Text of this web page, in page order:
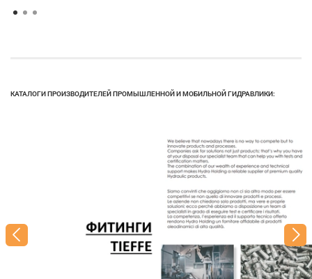
КАТАЛОГИ ПРОИЗВОДИТЕЛЕЙ ПРОМЫШЛЕННОЙ И МОБИЛЬНОЙ ГИДРАВЛИКИ: